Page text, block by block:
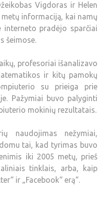
Vigdoras ir Helen
informaciją, kai namų
interneto pradėjo sparčiai
šeimose.
profesoriai išanalizavo
ir kitų pamokų
su prieiga prie
Pažymiai buvo palyginti
mokinių rezultatais.
naudojimas nežymiai,
tai, kad tyrimas buvo
iki 2005 metų, prieš
tinklais, arba, kaip
ir „Facebook“ erą“.